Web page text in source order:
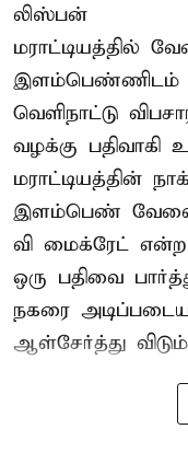
லிஸ்பன்
மராட்டியத்தில்
இளம்பெண்ணிடம்
வெளிநாட்டு
வழக்கு பதிவாகி
மராட்டியத்தின்
இளம்பெண் வேலை
வி மைக்ரேட் என்ற
ஒரு பதிவை
நகரை
ஆள்சேர்த்து